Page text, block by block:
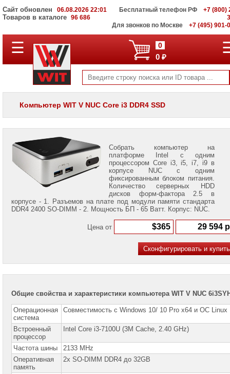
Сайт обновлен 06.08.2026 22:01
Товаров в каталоге 96 686
Бесплатный телефон РФ
+7 (800)
Для звонков по Москве
+7 (495) 901-
Компьютеры
для
Компьютеры
NUC
Графические
станции
WIT
Информационные
материалы
+7
768-
8583
WhatsApp:
+7
(985)
768-
8583
☰ 0
0 ₽
Компьютер WIT V NUC Core i3 DDR4 SSD
Собрать компьютер на
платформе Intel с одним
процессором Core i3, i5, i7, i9 в
корпусе NUC с одним
фиксированным блоком питания.
Количество серверных HDD
дисков форм-фактора 2.5 в
корпусе - 1. Разъемов на плате под модули памяти стандарта
DDR4 2400 SO-DIMM - 2. Мощность БП - 65 Ватт. Корпус: NUC.
Цена от
Общие свойства и характеристики компьютера WIT V NUC
Операционная
система
Совместимость с Windows 10/ 10 Pro x64 и ОС Linux
Встроенный
процессор
Intel Core i3-7100U (3M Cache, 2.40 GHz)
Частота шины
2133 MHz
Оперативная
память
2x SO-DIMM DDR4 до 32GB